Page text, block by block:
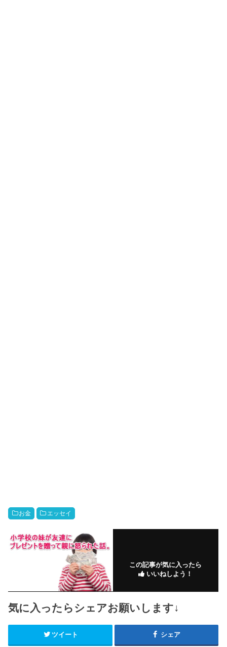
お金 エッセイ
この記事が気に入ったら
いいねしよう！
気に入ったらシェアお願いします↓
ツイート シェア